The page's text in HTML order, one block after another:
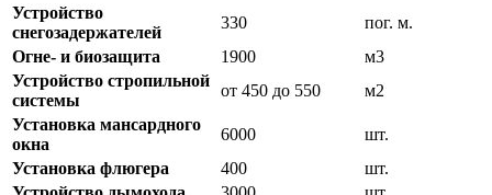
Устройство
снегозадержателей
330
пог. м.
Огне- и биозащита
1900
м3
Устройство стропильной
системы
от 450 до 550
м2
Установка мансардного
окна
6000
шт.
Установка флюгера
400
шт.